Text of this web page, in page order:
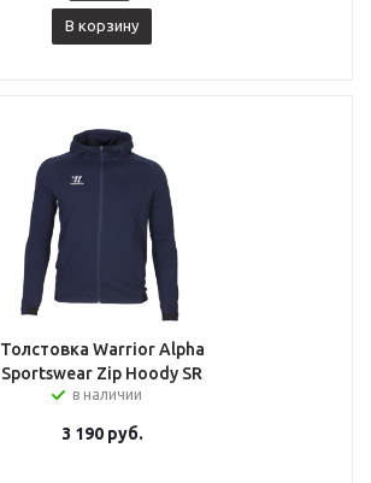
В корзину
Толстовка Warrior Alpha
Sportswear Zip Hoody SR
в наличии
3 190руб.